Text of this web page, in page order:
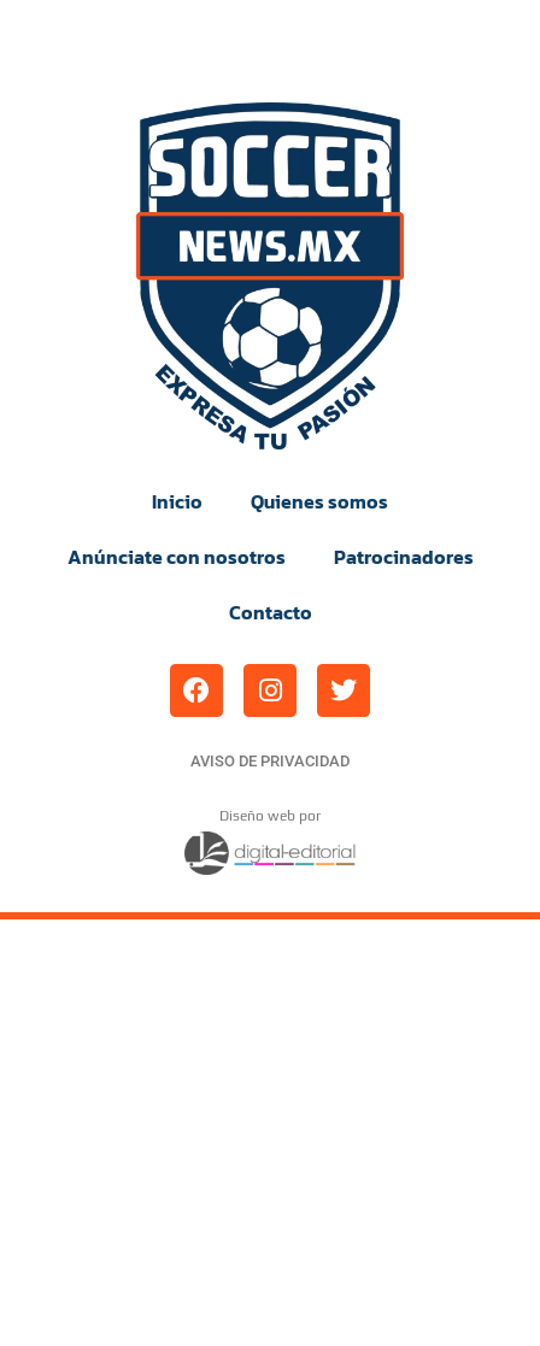
Inicio
Quienes somos
Anúnciate con nosotros
Patrocinadores
Contacto
AVISO DE PRIVACIDAD
Diseño web por